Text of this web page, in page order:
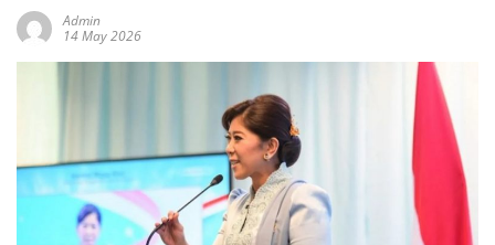
Admin
14 May 2026